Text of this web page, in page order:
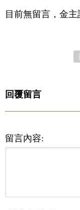
目前無留言，金主
回覆留言
留言內容: